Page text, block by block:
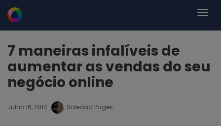
7 maneiras infalíveis de
aumentar as vendas do seu
negócio online
Julho 16, 2014 Soledad Pagés